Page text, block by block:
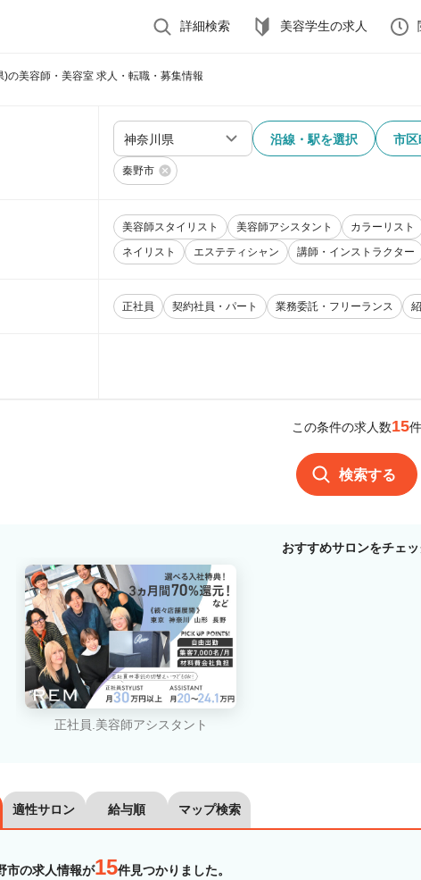
詳細検索 美容学生の求人
)の美容師・美容室 求人・転職・募集情報
沿線・駅を選択 市区
秦野市
美容師スタイリスト 美容師アシスタント カラーリスト
ネイリスト
エステティシャン 講師・インストラクター
正社員 契約社員・パート 業務委託・フリーランス
この条件の求人数15件
検索する
おすすめサロンをチェッ
正社員.美容師アシスタント
適性サロン 給与順 マップ検索
市の求人情報が15件見つかりました。